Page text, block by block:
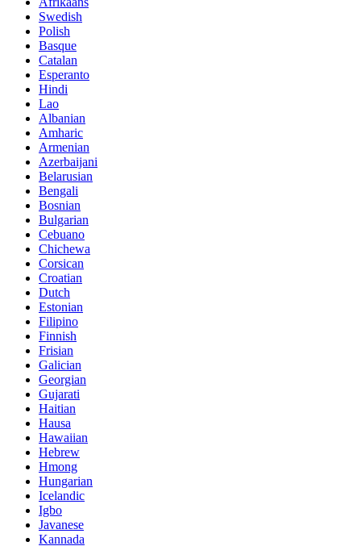
Swedish
Polish
Basque
Catalan
Esperanto
Hindi
Lao
Albanian
Amharic
Armenian
Azerbaijani
Belarusian
Bengali
Bosnian
Bulgarian
Cebuano
Chichewa
Corsican
Croatian
Dutch
Estonian
Filipino
Finnish
Frisian
Galician
Georgian
Gujarati
Haitian
Hausa
Hawaiian
Hebrew
Hmong
Hungarian
Icelandic
Igbo
Javanese
Kannada